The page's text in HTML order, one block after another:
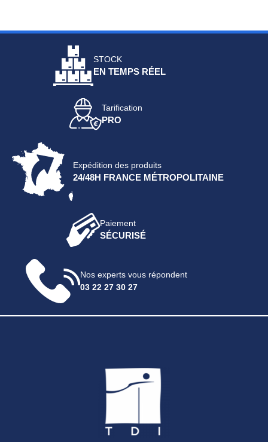
STOCK
EN TEMPS RÉEL
Tarification
PRO
Expédition des produits
24/48H FRANCE MÉTROPOLITAINE
Paiement
SÉCURISÉ
Nos experts vous répondent
03 22 27 30 27